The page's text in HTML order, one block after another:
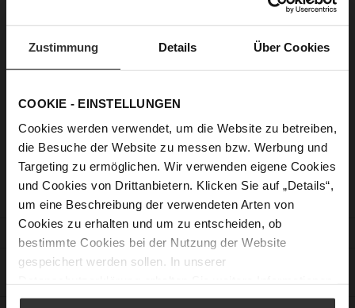
Zustimmung Details Über Cookies
COOKIE - EINSTELLUNGEN
Cookies werden verwendet, um die Website zu betreiben,
die Besuche der Website zu messen bzw. Werbung und
Targeting zu ermöglichen. Wir verwenden eigene Cookies
und Cookies von Drittanbietern. Klicken Sie auf „Details“,
um eine Beschreibung der verwendeten Arten von
Cookies zu erhalten und um zu entscheiden, ob
bestimmte Cookies bei der Nutzung der Website
gespeichert werden sollen. In unserer
You have no items in your shopping cart.
Clickhereto continue shopping.